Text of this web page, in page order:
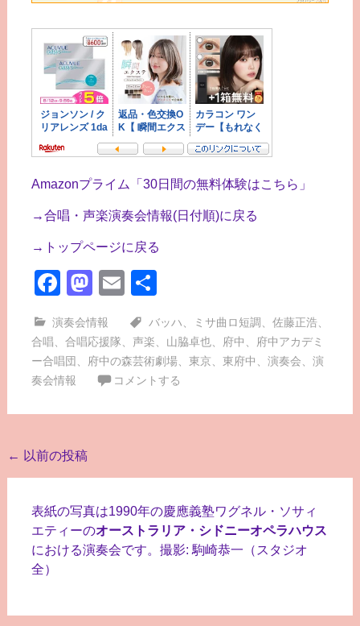
Amazonプライム「30日間の無料体験はこちら」
→合唱・声楽演奏会情報(日付順)に戻る
→トップページに戻る
Facebook
Mastodon
Email
演奏会情報 バッハ ミサ曲ロ短調 佐藤正浩、
合唱
合唱応援隊 声楽 山脇卓也、 府中
府中アカデミ
ー合唱団
府中の森芸術劇場、 東京 東府中 演奏会
演
奏会情報
コメントする
投
稿
シ
← 以前の投稿
表紙の写真は1990年の慶應義塾ワグネル・ソサィ
エティーのオーストラリア・シドニーオペラハウス
における演奏会です。撮影: 駒崎恭一（スタジオ
全）